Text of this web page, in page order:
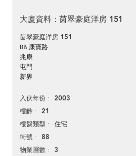
大廈資料：茵翠豪庭洋房 151
茵翠豪庭洋房 151
88 康寶路
兆康
屯門
新界
入伙年份 2003
樓齡 21
樓盤類型 住宅
街號 88
物業層數 3